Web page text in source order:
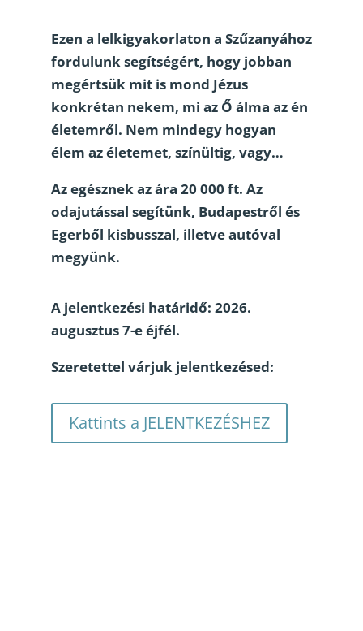
Ezen a lelkigyakorlaton a Szűzanyához
fordulunk segítségért, hogy jobban
megértsük mit is mond Jézus
konkrétan nekem, mi az Ő álma az én
életemről. Nem mindegy hogyan
élem az életemet, színültig, vagy…
Az egésznek az ára 20 000 ft. Az
odajutással segítünk, Budapestről és
Egerből kisbusszal, illetve autóval
megyünk.
A jelentkezési határidő: 2026.
augusztus 7-e éjfél.
Szeretettel várjuk jelentkezésed:
Kattints a JELENTKEZÉSHEZ